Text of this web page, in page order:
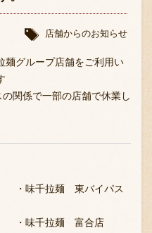
店舗からのお知らせ
麺グループ店舗をご利用い
関係で一部の店舗で休業し
拉麺 東バイパス
味千拉麺 富合店